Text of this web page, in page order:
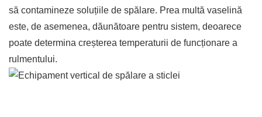
să contamineze soluțiile de spălare. Prea multă vaselină
este, de asemenea, dăunătoare pentru sistem, deoarece
poate determina creșterea temperaturii de funcționare a
rulmentului.